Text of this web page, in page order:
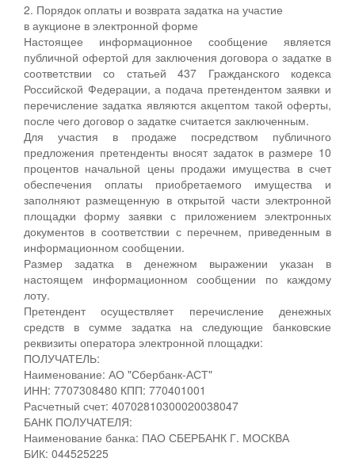
2. Порядок оплаты и возврата задатка на участие
в аукционе в электронной форме
Настоящее информационное сообщение является
публичной офертой для заключения договора о задатке в
соответствии со статьей 437 Гражданского кодекса
Российской Федерации, а подача претендентом заявки и
перечисление задатка являются акцептом такой оферты,
после чего договор о задатке считается заключенным.
Для участия в продаже посредством публичного
предложения претенденты вносят задаток в размере 10
процентов начальной цены продажи имущества в счет
обеспечения оплаты приобретаемого имущества и
заполняют размещенную в открытой части электронной
площадки форму заявки с приложением электронных
документов в соответствии с перечнем, приведенным в
информационном сообщении.
Размер задатка в денежном выражении указан в
настоящем информационном сообщении по каждому
лоту.
Претендент осуществляет перечисление денежных
средств в сумме задатка на следующие банковские
реквизиты оператора электронной площадки:
ПОЛУЧАТЕЛЬ:
Наименование: АО "Сбербанк-АСТ"
ИНН: 7707308480 КПП: 770401001
Расчетный счет: 40702810300020038047
БАНК ПОЛУЧАТЕЛЯ:
Наименование банка: ПАО СБЕРБАНК Г. МОСКВА
БИК: 044525225